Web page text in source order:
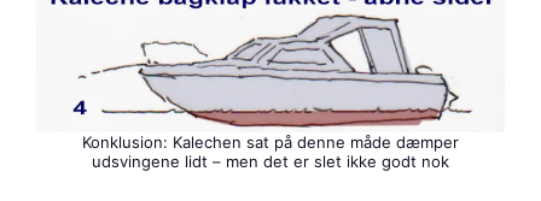
Konklusion: Kalechen sat på denne måde dæmper
udsvingene lidt – men det er slet ikke godt nok